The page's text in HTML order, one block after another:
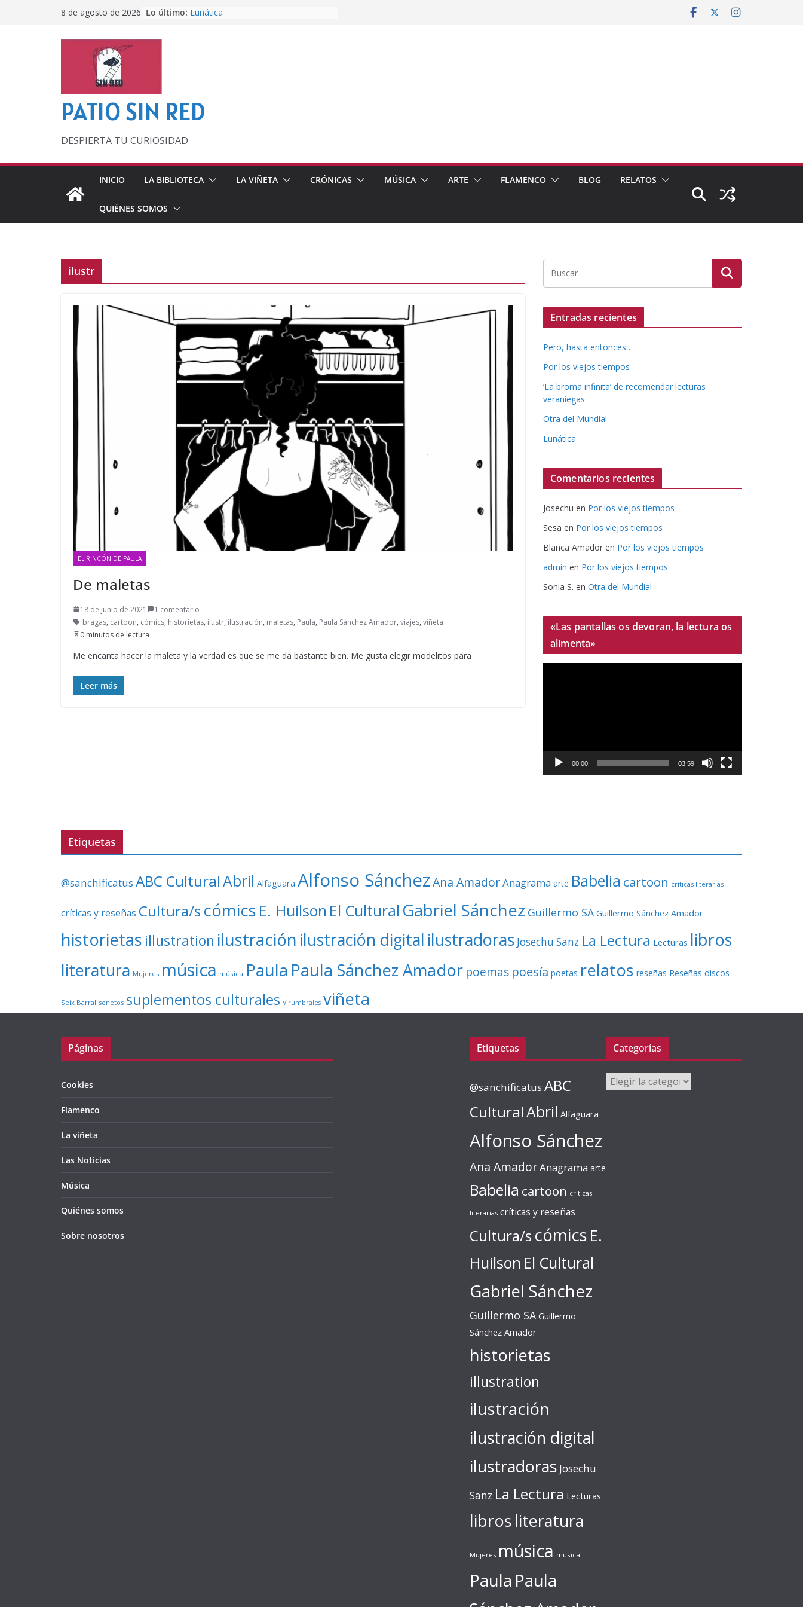
8 de agosto de 2026 Lo último: Lunática
PATIO SIN RED
DESPIERTA TU CURIOSIDAD
INICIO LA BIBLIOTECA LA VIÑETA CRÓNICAS MÚSICA ARTE FLAMENCO BLOG RELATOS
QUIÉNES SOMOS
ilustr
EL RINCÓN DE PAULA
De maletas
18 de junio de 2021
1 comentario
bragas, cartoon, cómics, historietas, ilustr, ilustración, maletas, Paula, Paula Sánchez Amador, viajes, viñeta
0 minutos de lectura
Me encanta hacer la maleta y la verdad es que se me da bastante bien. Me gusta elegir modelitos para
Leer más
Entradas recientes
Pero, hasta entonces…
Por los viejos tiempos
‘La broma infinita’ de recomendar lecturas
veraniegas
Otra del Mundial
Lunática
Comentarios recientes
Josechu en Por los viejos tiempos
Sesa en Por los viejos tiempos
Blanca Amador en Por los viejos tiempos
admin en Por los viejos tiempos
Sonia S. en Otra del Mundial
«Las pantallas os devoran, la lectura os
alimenta»
c
í
e
00:00 03:59
Etiquetas
@sanchificatus ABC CulturalAbril Alfaguara Alfonso SánchezAna AmadorAnagrama arte Babelia cartoon críticas literarias
críticas y reseñas Cultura/s cómics E. Huilson El Cultural Gabriel Sánchez Guillermo SA Guillermo Sánchez Amador
historietas illustration ilustración ilustración digital ilustradoras Josechu Sanz La Lectura Lecturas libros
literatura Mujeres música música Paula Paula Sánchez Amador poemas poesía poetas relatos reseñas Reseñas discos
Seix Barral sonetos suplementos culturales Virumbrales viñeta
Páginas
Cookies
Flamenco
La viñeta
Las Noticias
Música
Quiénes somos
Sobre nosotros
Etiquetas
@sanchificatus ABC
CulturalAbril Alfaguara
Alfonso Sánchez
Ana AmadorAnagrama arte
Babelia cartoon críticas
literarias críticas y reseñas
Cultura/s cómics E.
Huilson El Cultural
Gabriel Sánchez
Guillermo SA Guillermo
Sánchez Amador
historietas
illustration
ilustración
ilustración digital
ilustradoras Josechu
Sanz La Lectura Lecturas
librosliteratura
Mujeres música música
Paula Paula
Categorías
Categorías